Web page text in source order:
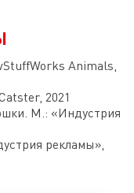
Animals,
2021
М.: «Индустрия
рекламы»,